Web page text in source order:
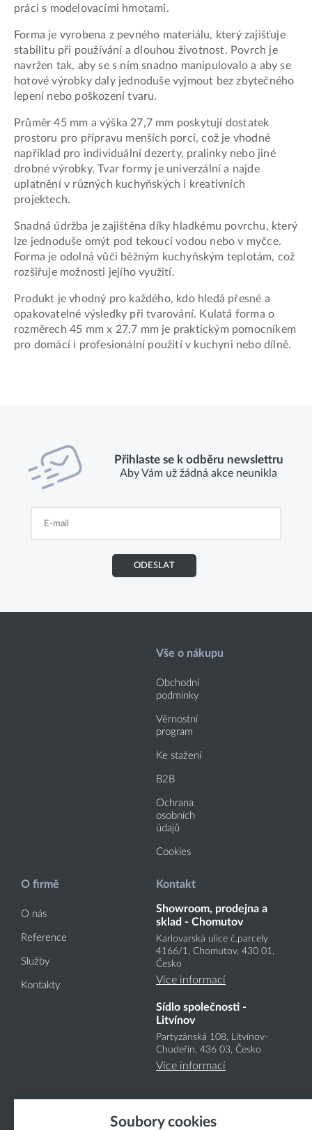
práci s modelovacími hmotami.
Forma je vyrobena z pevného materiálu, který zajišťuje
stabilitu při používání a dlouhou životnost. Povrch je
navržen tak, aby se s ním snadno manipulovalo a aby se
hotové výrobky daly jednoduše vyjmout bez zbytečného
lepení nebo poškození tvaru.
Průměr 45 mm a výška 27,7 mm poskytují dostatek
prostoru pro přípravu menších porcí, což je vhodné
například pro individuální dezerty, pralinky nebo jiné
drobné výrobky. Tvar formy je univerzální a najde
uplatnění v různých kuchyňských i kreativních
projektech.
Snadná údržba je zajištěna díky hladkému povrchu, který
lze jednoduše omýt pod tekoucí vodou nebo v myčce.
Forma je odolná vůči běžným kuchyňským teplotám, což
rozšiřuje možnosti jejího využití.
Produkt je vhodný pro každého, kdo hledá přesné a
opakovatelné výsledky při tvarování. Kulatá forma o
rozměrech 45 mm x 27,7 mm je praktickým pomocníkem
pro domácí i profesionální použití v kuchyni nebo dílně.
Přihlaste se k odběru newslettru
Aby Vám už žádná akce neunikla
ODESLAT
Vše o nákupu
Obchodní
podmínky
Věrnostní
program
Ke stažení
B2B
Ochrana
osobních
údajů
Cookies
O firmě
O nás
Reference
Služby
Kontakty
Kontakt
Showroom, prodejna a
sklad - Chomutov
Karlovarská ulice č.parcely
4166/1, Chomutov, 430 01,
Česko
Více informací
Sídlo společnosti -
Litvínov
Partyzánská 108, Litvínov-
Chudeřín, 436 03, Česko
Více informací
Soubory cookies